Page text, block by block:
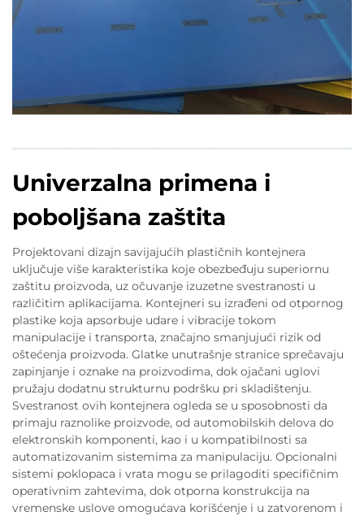
Univerzalna primena i
poboljšana zaštita
Projektovani dizajn savijajućih plastičnih kontejnera
uključuje više karakteristika koje obezbeđuju superiornu
zaštitu proizvoda, uz očuvanje izuzetne svestranosti u
različitim aplikacijama. Kontejneri su izrađeni od otpornog
plastike koja apsorbuje udare i vibracije tokom
manipulacije i transporta, značajno smanjujući rizik od
oštećenja proizvoda. Glatke unutrašnje stranice sprečavaju
zapinjanje i oznake na proizvodima, dok ojačani uglovi
pružaju dodatnu strukturnu podršku pri skladištenju.
Svestranost ovih kontejnera ogleda se u sposobnosti da
primaju raznolike proizvode, od automobilskih delova do
elektronskih komponenti, kao i u kompatibilnosti sa
automatizovanim sistemima za manipulaciju. Opcionalni
sistemi poklopaca i vrata mogu se prilagoditi specifičnim
operativnim zahtevima, dok otporna konstrukcija na
vremenske uslove omogućava korišćenje i u zatvorenom i